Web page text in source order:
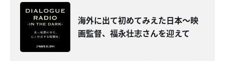
海外に出て初めてみえた日本～映
画監督、福永壮志さんを迎えて